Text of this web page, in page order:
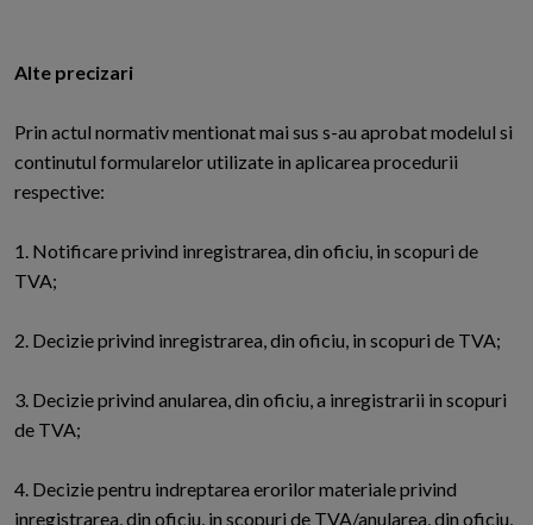
Alte precizari
Prin actul normativ mentionat mai sus s-au aprobat modelul si
continutul formularelor utilizate in aplicarea procedurii
respective:
1. Notificare privind inregistrarea, din oficiu, in scopuri de
TVA;
2. Decizie privind inregistrarea, din oficiu, in scopuri de TVA;
3. Decizie privind anularea, din oficiu, a inregistrarii in scopuri
de TVA;
4. Decizie pentru indreptarea erorilor materiale privind
inregistrarea, din oficiu, in scopuri de TVA/anularea, din oficiu,